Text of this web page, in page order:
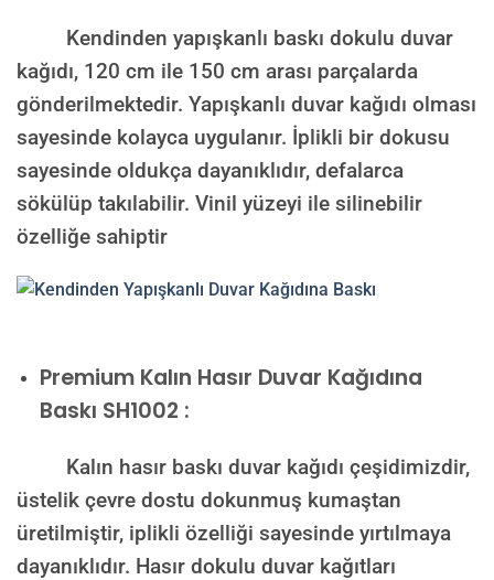
Kendinden yapışkanlı baskı dokulu duvar
kağıdı, 120 cm ile 150 cm arası parçalarda
gönderilmektedir. Yapışkanlı duvar kağıdı olması
sayesinde kolayca uygulanır. İplikli bir dokusu
sayesinde oldukça dayanıklıdır, defalarca
sökülüp takılabilir. Vinil yüzeyi ile silinebilir
özelliğe sahiptir
Premium Kalın Hasır Duvar Kağıdına
Baskı SH1002 :
Kalın hasır baskı duvar kağıdı çeşidimizdir,
üstelik çevre dostu dokunmuş kumaştan
üretilmiştir, iplikli özelliği sayesinde yırtılmaya
dayanıklıdır. Hasır dokulu duvar kağıtları